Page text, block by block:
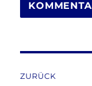
ZURÜCK